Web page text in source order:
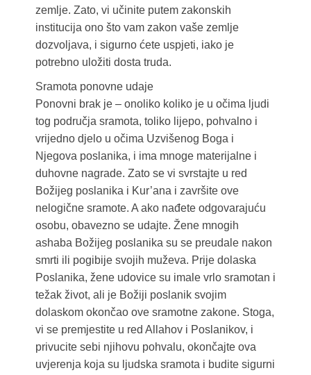
zemlje. Zato, vi učinite putem zakonskih
institucija ono što vam zakon vaše zemlje
dozvoljava, i sigurno ćete uspjeti, iako je
potrebno uložiti dosta truda.
Sramota ponovne udaje
Ponovni brak je – onoliko koliko je u očima ljudi
tog područja sramota, toliko lijepo, pohvalno i
vrijedno djelo u očima Uzvišenog Boga i
Njegova poslanika, i ima mnoge materijalne i
duhovne nagrade. Zato se vi svrstajte u red
Božijeg poslanika i Kur’ana i završite ove
nelogične sramote. A ako nađete odgovarajuću
osobu, obavezno se udajte. Žene mnogih
ashaba Božijeg poslanika su se preudale nakon
smrti ili pogibije svojih muževa. Prije dolaska
Poslanika, žene udovice su imale vrlo sramotan i
težak život, ali je Božiji poslanik svojim
dolaskom okončao ove sramotne zakone. Stoga,
vi se premjestite u red Allahov i Poslanikov, i
privucite sebi njihovu pohvalu, okončajte ova
uvjerenja koja su ljudska sramota i budite sigurni